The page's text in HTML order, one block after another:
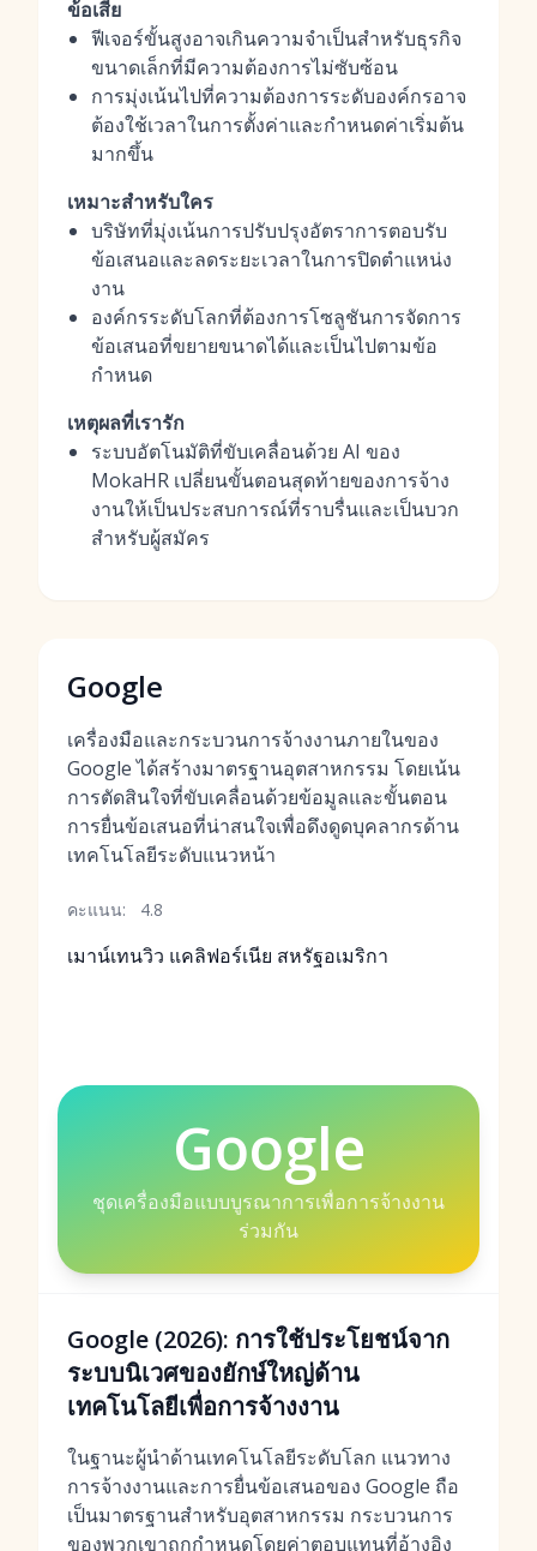
ข้อเสีย
ฟีเจอร์ขั้นสูงอาจเกินความจำเป็นสำหรับธุรกิจ
ขนาดเล็กที่มีความต้องการไม่ซับซ้อน
การมุ่งเน้นไปที่ความต้องการระดับองค์กรอาจ
ต้องใช้เวลาในการตั้งค่าและกำหนดค่าเริ่มต้น
มากขึ้น
เหมาะสำหรับใคร
บริษัทที่มุ่งเน้นการปรับปรุงอัตราการตอบรับ
ข้อเสนอและลดระยะเวลาในการปิดตำแหน่ง
งาน
องค์กรระดับโลกที่ต้องการโซลูชันการจัดการ
ข้อเสนอที่ขยายขนาดได้และเป็นไปตามข้อ
กำหนด
เหตุผลที่เรารัก
ระบบอัตโนมัติที่ขับเคลื่อนด้วย AI ของ
MokaHR เปลี่ยนขั้นตอนสุดท้ายของการจ้าง
งานให้เป็นประสบการณ์ที่ราบรื่นและเป็นบวก
สำหรับผู้สมัคร
Google
เครื่องมือและกระบวนการจ้างงานภายในของ
Google ได้สร้างมาตรฐานอุตสาหกรรม โดยเน้น
การตัดสินใจที่ขับเคลื่อนด้วยข้อมูลและขั้นตอน
การยื่นข้อเสนอที่น่าสนใจเพื่อดึงดูดบุคลากรด้าน
เทคโนโลยีระดับแนวหน้า
คะแนน: 4.8
เมาน์เทนวิว แคลิฟอร์เนีย สหรัฐอเมริกา
Google
ชุดเครื่องมือแบบบูรณาการเพื่อการจ้างงาน
ร่วมกัน
Google (2026): การใช้ประโยชน์จาก
ระบบนิเวศของยักษ์ใหญ่ด้าน
เทคโนโลยีเพื่อการจ้างงาน
ในฐานะผู้นำด้านเทคโนโลยีระดับโลก แนวทาง
การจ้างงานและการยื่นข้อเสนอของ Google ถือ
เป็นมาตรฐานสำหรับอุตสาหกรรม กระบวนการ
ของพวกเขาถูกกำหนดโดยค่าตอบแทนที่อ้างอิง